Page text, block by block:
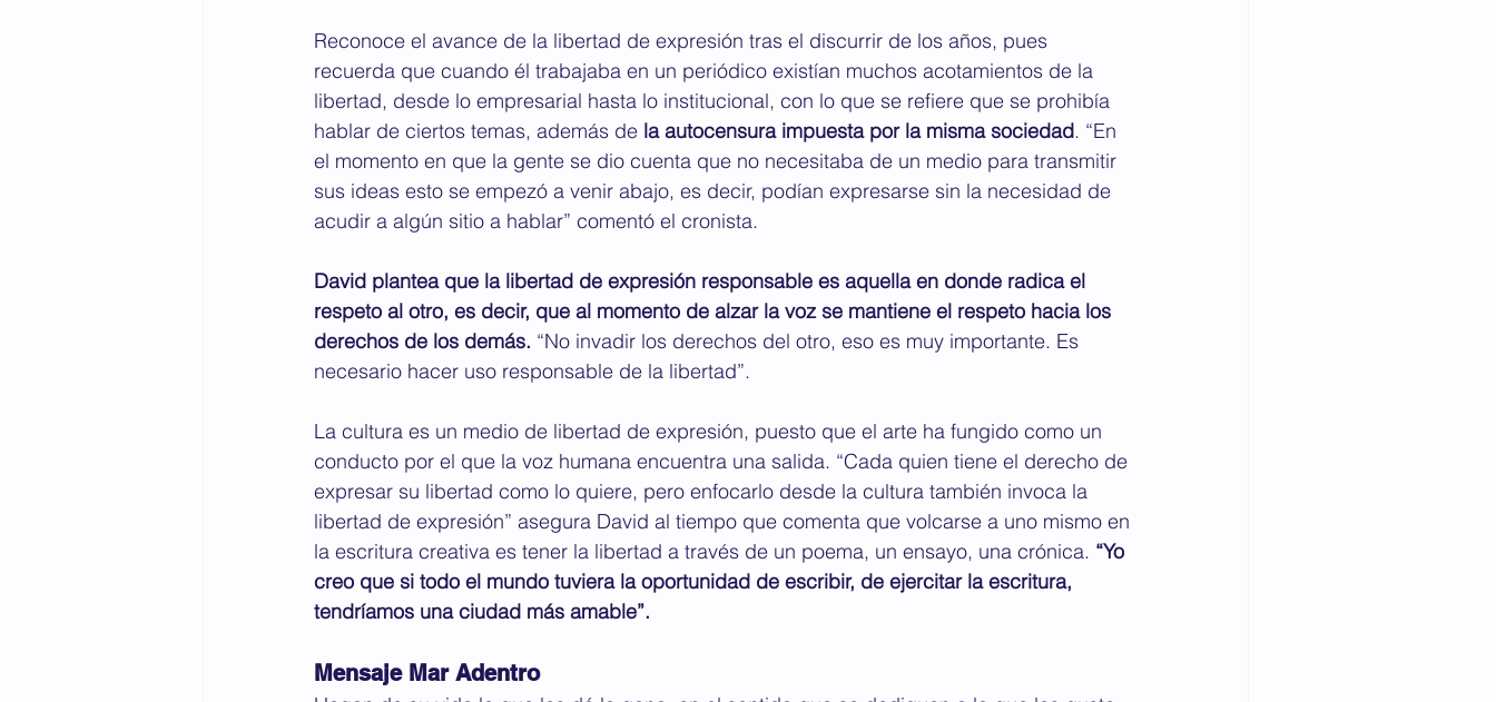
Reconoce el avance de la libertad de expresión tras el discurrir de los años, pues
recuerda que cuando él trabajaba en un periódico existían muchos acotamientos de la
libertad, desde lo empresarial hasta lo institucional, con lo que se refiere que se prohibía
hablar de ciertos temas, además de la autocensura impuesta por la misma sociedad. “En
el momento en que la gente se dio cuenta que no necesitaba de un medio para transmitir
sus ideas esto se empezó a venir abajo, es decir, podían expresarse sin la necesidad de
acudir a algún sitio a hablar” comentó el cronista.
David plantea que la libertad de expresión responsable es aquella en donde radica el
respeto al otro, es decir, que al momento de alzar la voz se mantiene el respeto hacia los
derechos de los demás. “No invadir los derechos del otro, eso es muy importante. Es
necesario hacer uso responsable de la libertad”.
La cultura es un medio de libertad de expresión, puesto que el arte ha fungido como un
conducto por el que la voz humana encuentra una salida. “Cada quien tiene el derecho de
expresar su libertad como lo quiere, pero enfocarlo desde la cultura también invoca la
libertad de expresión” asegura David al tiempo que comenta que volcarse a uno mismo en
la escritura creativa es tener la libertad a través de un poema, un ensayo, una crónica. “Yo
creo que si todo el mundo tuviera la oportunidad de escribir, de ejercitar la escritura,
tendríamos una ciudad más amable”.
Mensaje Mar Adentro